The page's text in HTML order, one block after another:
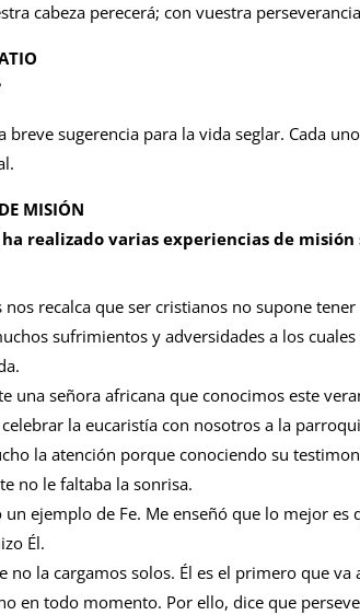
cabeza perecerá; con vuestra
breve sugerencia para la vida seglar. Cada
MISIÓN
realizado varias experiencias de misión
nos recalca que ser cristianos no supone
sufrimientos y adversidades a los
una señora africana que conocimos este
la eucaristía con nosotros a la
la atención porque conociendo su
no le faltaba la sonrisa.
ejemplo de Fe. Me enseñó que lo mejor es
Él.
no la cargamos solos. Él es el primero que
en todo momento. Por ello, dice que